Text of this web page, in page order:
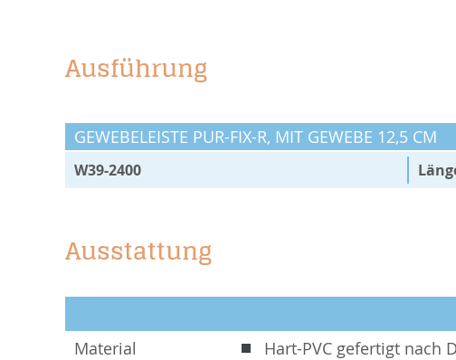
Ausführung
GEWEBELEISTE PUR-FIX-R, MIT GEWEBE 12,5 CM
W39-2400
Ausstattung
Material
Hart-PVC gefertigt nach